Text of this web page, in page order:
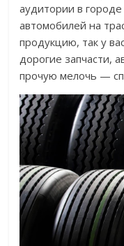
аудитории в
автомобилей на
продукцию, так у
дорогие запчасти,
прочую мелочь —